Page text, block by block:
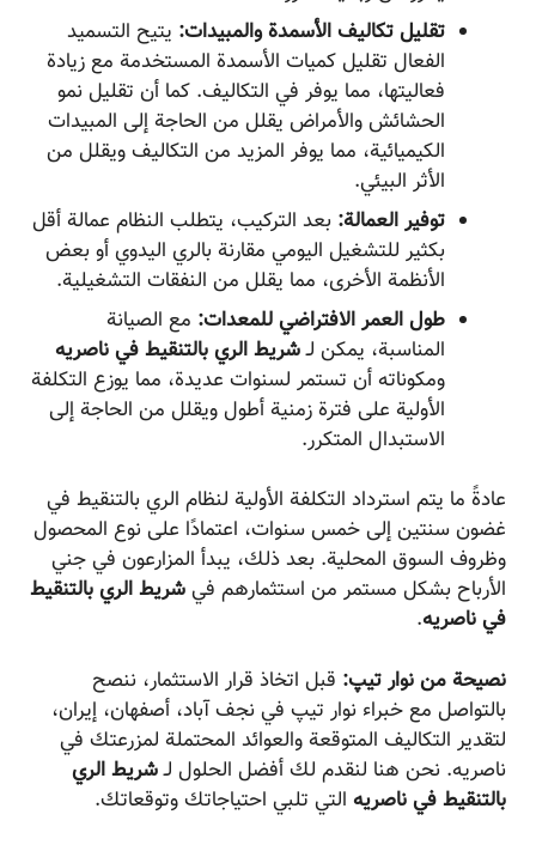
تقليل تكاليف الأسمدة والمبيدات: يتيح التسميد
الفعال تقليل كميات الأسمدة المستخدمة مع زيادة
فعاليتها، مما يوفر في التكاليف. كما أن تقليل نمو
الحشائش والأمراض يقلل من الحاجة إلى المبيدات
الكيميائية، مما يوفر المزيد من التكاليف ويقلل من
الأثر البيئي.
توفير العمالة: بعد التركيب، يتطلب النظام عمالة أقل
بكثير للتشغيل اليومي مقارنة بالري اليدوي أو بعض
الأنظمة الأخرى، مما يقلل من النفقات التشغيلية.
طول العمر الافتراضي للمعدات: مع الصيانة
المناسبة، يمكن لـشريط الري بالتنقيط في ناصریه
ومكوناته أن تستمر لسنوات عديدة، مما يوزع التكلفة
الأولية على فترة زمنية أطول ويقلل من الحاجة إلى
الاستبدال المتكرر.
عادةً ما يتم استرداد التكلفة الأولية لنظام الري بالتنقيط في
غضون سنتين إلى خمس سنوات، اعتمادًا على نوع المحصول
وظروف السوق المحلية. بعد ذلك، يبدأ المزارعون في جني
الأرباح بشكل مستمر من استثمارهم فيشريط الري بالتنقيط
في ناصریه.
نصيحة من نوار تیپ: قبل اتخاذ قرار الاستثمار، ننصح
بالتواصل مع خبراء نوار تیپ في نجف آباد، أصفهان، إيران،
لتقدير التكاليف المتوقعة والعوائد المحتملة لمزرعتك في
ناصریه. نحن هنا لنقدم لك أفضل الحلول لـشريط الري
بالتنقيط في ناصریه التي تلبي احتياجاتك وتوقعاتك.